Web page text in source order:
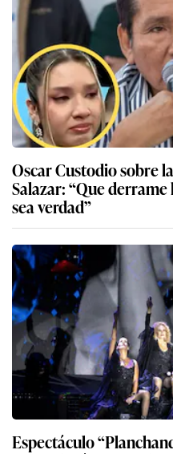
Oscar Custodio sobre
Salazar: “Que
sea verdad”
Espectáculo